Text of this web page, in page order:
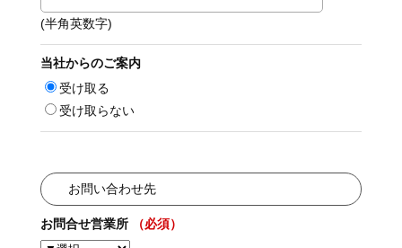
(半角英数字)
当社からのご案内
受け取る
受け取らない
お問い合わせ先
お問合せ営業所 （必須）